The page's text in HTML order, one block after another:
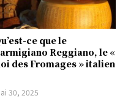
ce que le
Reggiano, le «
des Fromages » italien
30, 2025